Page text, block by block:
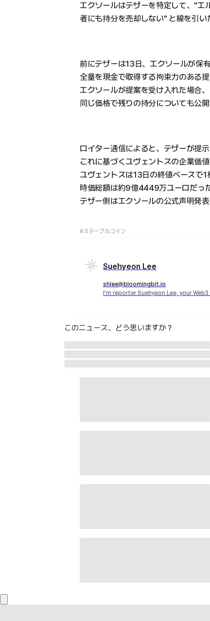
エクソールはテザーを特定して、"エ
者にも持分を売却しない" と線を引い
前にテザーは13日、エクソールが保
全量を現金で取得する拘束力のある
エクソールが提案を受け入れた場合、
同じ価格で残りの持分についても公
ロイター通信によると、テザーが提
これに基づくユヴェントスの企業価
ユヴェントスは13日の終値ベースで1
時価総額は約9億4449万ユーロだっ
テザー側はエクソールの公式声明発
#ステーブルコイン
Suehyeon Lee
shlee@bloomingbit.io
I'm reporter Suehyeon Lee, your
このニュース、どう思いますか？